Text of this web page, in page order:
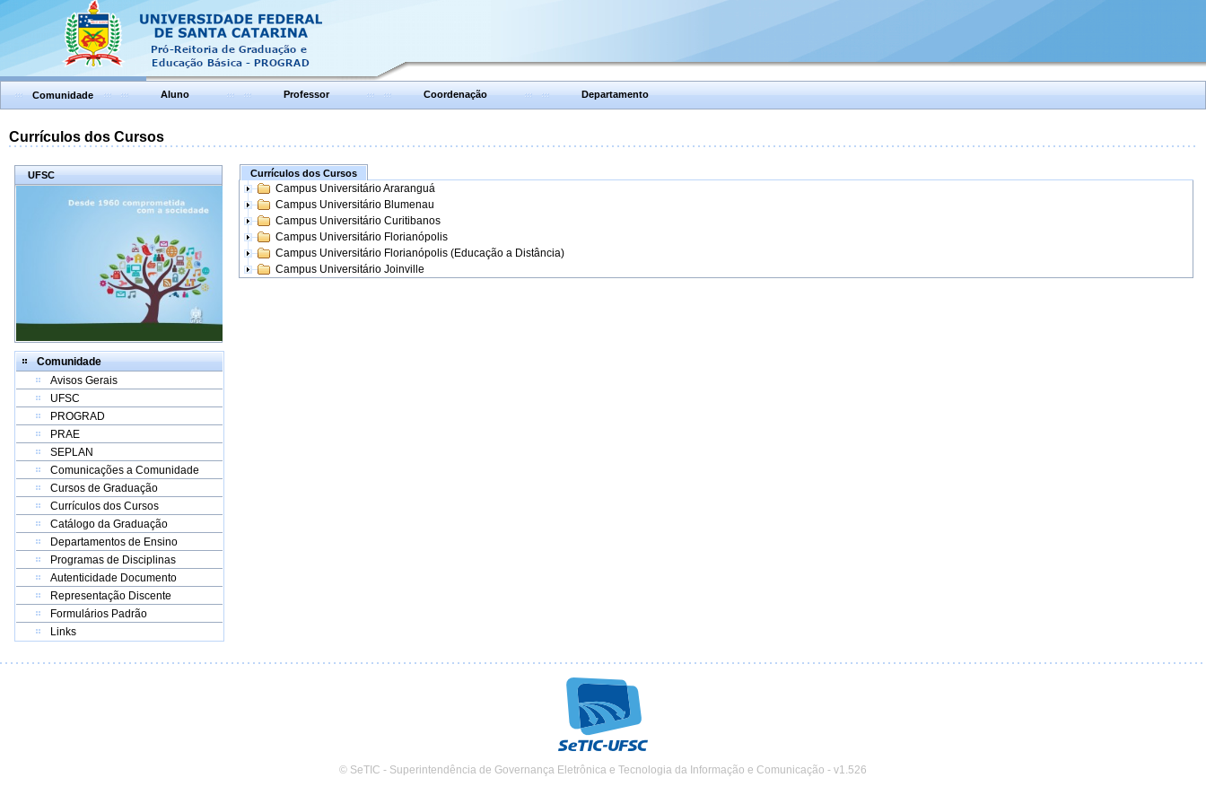
Comunidade Aluno Professor Coordenação Departamento
Currículos dos Cursos
UFSC
Comunidade
Avisos Gerais
UFSC
PROGRAD
PRAE
SEPLAN
Comunicações a Comunidade
Cursos de Graduação
Currículos dos Cursos
Catálogo da Graduação
Departamentos de Ensino
Programas de Disciplinas
Autenticidade Documento
Representação Discente
Formulários Padrão
Links
Currículos dos Cursos
Campus Universitário Araranguá
Campus Universitário Blumenau
Campus Universitário Curitibanos
Campus Universitário Florianópolis
Campus Universitário Florianópolis (Educação a Distância)
Campus Universitário Joinville
© SeTIC - Superintendência de Governança Eletrônica e Tecnologia da Informação e Comunicação - v1.526